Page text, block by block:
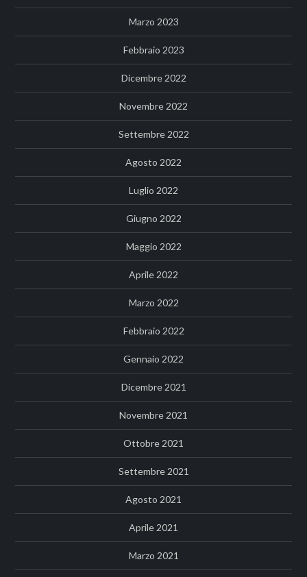
Marzo 2023
Febbraio 2023
Dicembre 2022
Novembre 2022
Settembre 2022
Agosto 2022
Luglio 2022
Giugno 2022
Maggio 2022
Aprile 2022
Marzo 2022
Febbraio 2022
Gennaio 2022
Dicembre 2021
Novembre 2021
Ottobre 2021
Settembre 2021
Agosto 2021
Aprile 2021
Marzo 2021